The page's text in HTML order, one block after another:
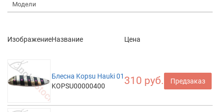
Модели
ИзображениеНазвание Цена
Блесна Kopsu Hauki 01
KOPSU00000400
310 руб. Предзаказ